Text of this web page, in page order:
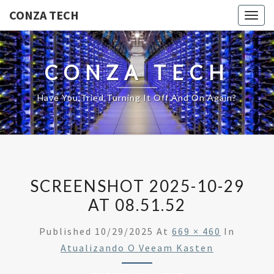
CONZA TECH
CONZA TECH
Have You Tried Turning It Off And On Again?
SCREENSHOT 2025-10-29
AT 08.51.52
Published 10/29/2025 At 669 × 460 In
Atualizando O Veeam Kasten